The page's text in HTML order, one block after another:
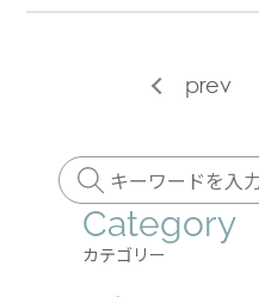
prev
Category
カテゴリー